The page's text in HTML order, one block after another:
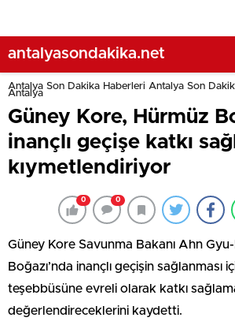
antalyasondakika.net
Antalya Son Dakika Haberleri Antalya Son
Antalya
Güney Kore, Hürmüz
inançlı geçişe katkı
kıymetlendiriyor
0 0
Güney Kore Savunma Bakanı Ahn
Boğazı’nda inançlı geçişin sağlanması
teşebbüsüne evreli olarak katkı
değerlendireceklerini kaydetti.